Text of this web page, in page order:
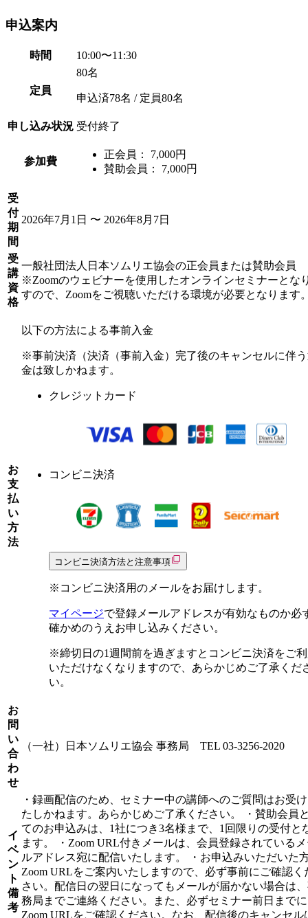
申込案内
時間 10:00〜11:30
定員
80名
申込済78名 / 定員80名
申し込み状況 受付終了
参加費
正会員： 7,000円
賛助会員： 7,000円
受
付
期
間
2026年7月1日 〜 2026年8月7日
受
講
資
格
一般社団法人日本ソムリエ協会の正会員または賛助会員
※Zoomのウェビナーを使用したオンラインセミナーとな
すので、Zoomをご視聴いただける環境が必要となります
お
支
払
い
方
法
以下の方法による事前入金
※事前決済（決済（事前入金）完了後のキャンセルに伴
金は致しかねます。
クレジットカード
コンビニ決済
コンビニ決済方法と注意事項
※コンビニ決済用のメールをお届けします。
マイページで登録メールアドレスが有効なものか必
確かめのうえお申し込みください。
※締切日の1週間前を過ぎますとコンビニ決済をご
いただけなくなりますので、あらかじめご了承くだ
い。
お
問
い
合
わ
せ
（一社）日本ソムリエ協会 事務局 TEL 03-3256-2020
イ
ベ
ン
ト
備
考
・録画配信のため、セミナー中の講師へのご質問はお受
たしかねます。あらかじめご了承ください。 ・賛助会員
てのお申込みは、1社につき3名様まで、1回限りの受付と
ます。 ・Zoom URL付きメールは、会員登録されている
ルアドレス宛に配信いたします。 ・お申込みいただいた
Zoom URLをご案内いたしますので、必ず事前にご確認く
さい。配信日の翌日になってもメールが届かない場合は
務局までご連絡ください。また、必ずセミナー前日までに
Zoom URLをご確認ください。なお、配信後のキャンセル